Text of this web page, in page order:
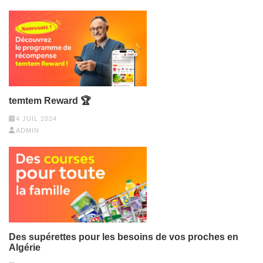
temtem Reward 🏆
4 JUIL 2024
ADMIN
Des supérettes pour les besoins de vos proches en
Algérie